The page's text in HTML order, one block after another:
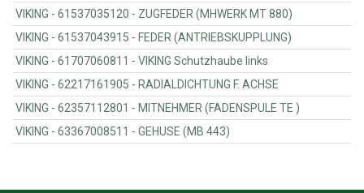
VIKING - 61537035120 - ZUGFEDER (MHWERK MT 880)
VIKING - 61537043915 - FEDER (ANTRIEBSKUPPLUNG)
VIKING - 61707060811 - VIKING Schutzhaube links
VIKING - 62217161905 - RADIALDICHTUNG F. ACHSE
VIKING - 62357112801 - MITNEHMER (FADENSPULE TE )
VIKING - 63367008511 - GEHUSE (MB 443)